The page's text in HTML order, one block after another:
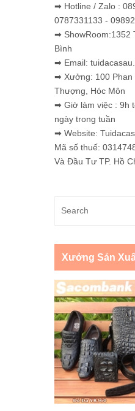
➡ Hotline / Zalo :
0787331133 -
➡ ShowRoom:1352
Bình
➡ Email:
➡ Xưởng: 100 Phan
Thượng, Hóc Môn
➡ Giờ làm việc : 9h
ngày trong tuần
➡ Website:
Mã số thuế:
Và Đầu Tư TP. Hồ
Xưởng Sản